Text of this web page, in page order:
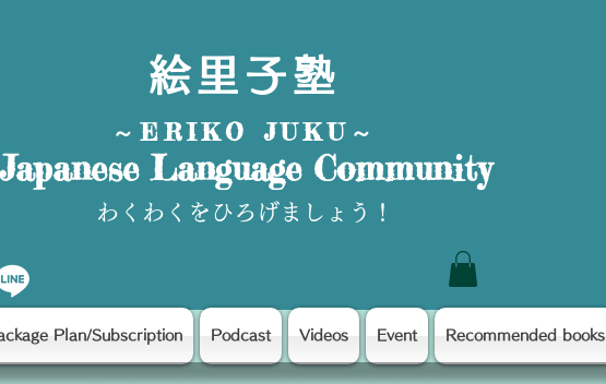
絵里子塾
～ERIKO JUKU～
Japanese Language Community
わくわくをひろげましょう！
Plan/Subscription Podcast Videos Event Recommended books